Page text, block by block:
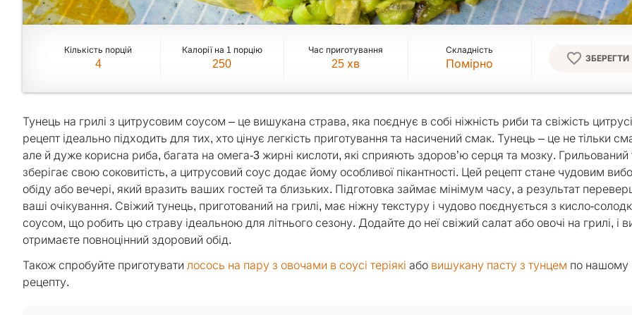
Кількість порцій
4
Калорії на 1 порцію
250
Час приготування
25 хв
Складність
Помірно ЗБЕРЕГТИ
Тунець на грилі з цитрусовим соусом – це вишукана страва, яка поєднує в собі ніжність риби та свіжість
рецепт ідеально підходить для тих, хто цінує легкість приготування та насичений смак. Тунець – це не тільки
але й дуже корисна риба, багата на омега-3 жирні кислоти, які сприяють здоров’ю серця та мозку. Грильований
зберігає свою соковитість, а цитрусовий соус додає йому особливої пікантності. Цей рецепт стане чудовим
обіду або вечері, який вразить ваших гостей та близьких. Підготовка займає мінімум часу, а результат
ваші очікування. Свіжий тунець, приготований на грилі, має ніжну текстуру і чудово поєднується з кисло-
соусом, що робить цю страву ідеальною для літнього сезону. Додайте до неї свіжий салат або овочі на грилі, і
отримаєте повноцінний здоровий обід.
Також спробуйте приготувати лосось на пару з овочами в соусі теріякі або вишукану пасту з тунцем по нашому
рецепту.